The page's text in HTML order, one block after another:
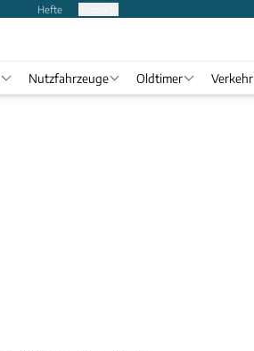
Hefte
Nutzfahrzeuge Oldtimer Verkehr